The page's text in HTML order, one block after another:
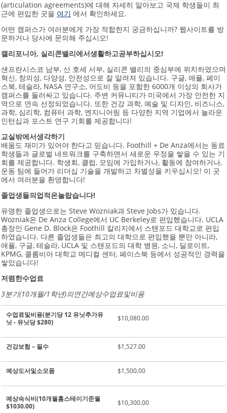
(articulation agreements)에 대해 자세히 알아보고 국제 학생들이 최
근에 편입한 곳을 여기 에서 확인하세요.
어떤 캠퍼스가 여러분에게 가장 적합한지 궁금하십니까? 웹사이트를 방
문하거나 당사에 문의해 주십시오!
캘리포니아, 실리콘밸리에서생활하고공부하십시오!
샌프란시스코 남부, 산 호세 서부, 실리콘 밸리의 중심부에 위치하였으며
혁신, 창의성, 다양성, 안전성으로 잘 알려져 있습니다. 구글, 애플, 페이
스북, 테슬라, NASA 연구소, 어도비 등을 포함한 6000개 이상의 회사가
캠퍼스를 둘러싸고 있습니다. 주변 커뮤니티가 미국에서 가장 안전한 지
역으로 연속 선정되었습니다. 또한 건강 과학, 예술 및 디자인, 비즈니스,
과학, 심리학, 컴퓨터 과학, 엔지니어링 등 다양한 지역 기업에서 놀라운
인턴십과 포스트 연구 기회를 제공합니다!
교실밖에서생각하기
배움도 재미가 있어야 한다고 믿습니다. Foothill + De Anza에서는 동료
학생들과 글로벌 네트워크를 구축하면서 새로운 우정을 쌓을 수 있는 기
회를 제공합니다. 학생회, 클럽, 모임에 가입하거나, 활동에 참여하거나,
운동 팀에 들어가 리더십 기술을 개발하고 차별성을 키우십시오! 이 곳
에서 여러분을 환영합니다!
졸업생들의업적은놀랍습니다!
유명한 졸업생으로는 Steve Wozniak과 Steve Jobs가 있습니다.
Wozniak은 De Anza College에서 UC Berkeley로 편입했습니다. UCLA
총장인 Gene D. Block은 Foothill 칼리지에서 스탠포드 대학교로 편입
하였습니다. 다른 졸업생들은 최고의 대학으로 편입했을 뿐만 아니라,
애플, 구글, 테슬라, UCLA 및 스탠포드의 대학 병원, 소니, 딜로이트,
KPMG, 콜롬비아 대학교 메디컬 센터, 페이스북 등에서 성공적인 경력을
쌓았습니다!
저렴한수업료
3분기(10개월/1 학년)의연간예상수업료및비용
수업료및비용(분기당12 유닛추가유
닛 - 유닛당$280) $10,080.00
건강보험 – 필수 $1,527.00
예상도서및소모품 $1,500.00
예상숙식비(10개월홈스테이기준월
$1030.00)
$10,300.00